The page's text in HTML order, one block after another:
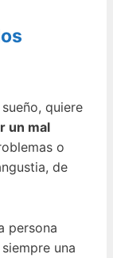
quiere
un mal
o
de
persona
una